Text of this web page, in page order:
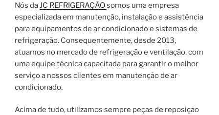
Nós daJC REFRIGERAÇÃOsomos uma empresa
especializada em manutenção, instalação e assistência
para equipamentos de ar condicionado e sistemas de
refrigeração. Consequentemente, desde 2013,
atuamos no mercado de refrigeração e ventilação, com
uma equipe técnica capacitada para garantir o melhor
serviço a nossos clientes em manutenção de ar
condicionado.
Acima de tudo, utilizamos sempre peças de reposição